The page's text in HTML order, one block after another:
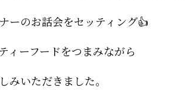
ーのお話会をセッティング👍
ィーフードをつまみながら
みいただきました。